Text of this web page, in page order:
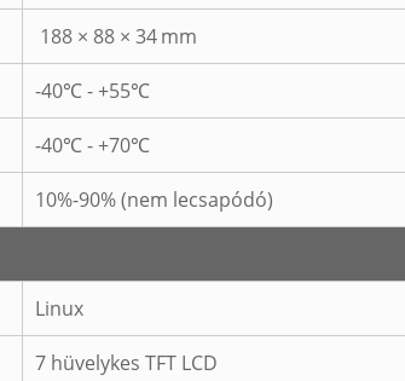
188 × 88 × 34mm
-40℃ - +55℃
-40℃ - +70℃
10%-90% (nem lecsapódó)
Linux
7 hüvelykes TFT LCD